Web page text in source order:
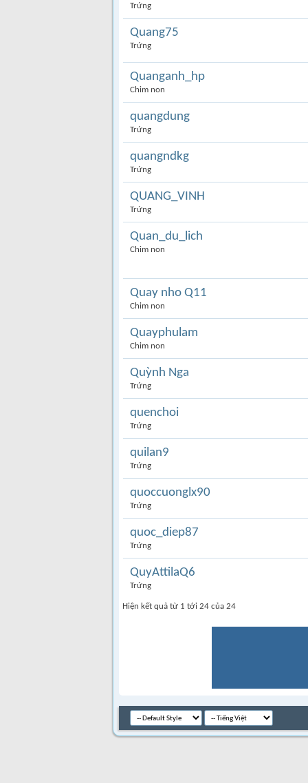
Trứng
Quang75
Trứng
Quanganh_hp
Chim non
quangdung
Trứng
quangndkg
Trứng
QUANG_VINH
Trứng
Quan_du_lich
Chim non
Quay nho Q11
Chim non
Quayphulam
Chim non
Quỳnh Nga
Trứng
quenchoi
Trứng
quilan9
Trứng
quoccuonglx90
Trứng
quoc_diep87
Trứng
QuyAttilaQ6
Trứng
Hiện kết quả từ 1 tới 24 của 24